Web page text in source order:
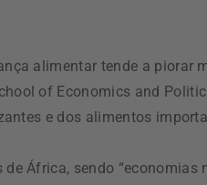
alimentar tende a piorar
of Economics and
e dos alimentos
de África, sendo